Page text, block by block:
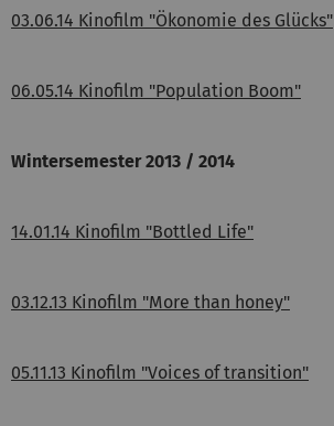
03.06.14 Kinofilm "Ökonomie des Glücks"
06.05.14 Kinofilm "Population Boom"
Wintersemester 2013 / 2014
14.01.14 Kinofilm "Bottled Life"
03.12.13 Kinofilm "More than honey"
05.11.13 Kinofilm "Voices of transition"